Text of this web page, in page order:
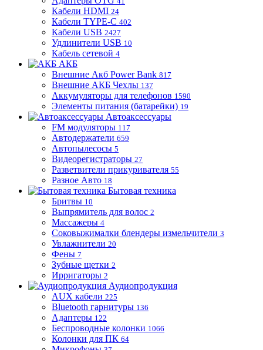
Кабели HDMI 24
Кабели TYPE-C 402
Кабели USB 2427
Удлинители USB 10
Кабель сетевой 4
АКБ
Внешние Акб Power Bank 817
Внешние АКБ Чехлы 137
Аккумуляторы для телефонов 1590
Элементы питания (батарейки) 19
Автоаксессуары
FM модуляторы 117
Автодержатели 659
Автопылесосы 5
Видеорегистраторы 27
Разветвители прикуривателя 55
Разное Авто 18
Бытовая техника
Бритвы 10
Выпрямитель для волос 2
Массажеры 4
Соковыжималки блендеры измельчители 3
Увлажнители 20
Фены 7
Зубные щетки 2
Ирригаторы 2
Аудиопродукция
AUX кабели 225
Bluetooth гарнитуры 136
Адаптеры 122
Беспроводные колонки 1066
Колонки для ПК 64